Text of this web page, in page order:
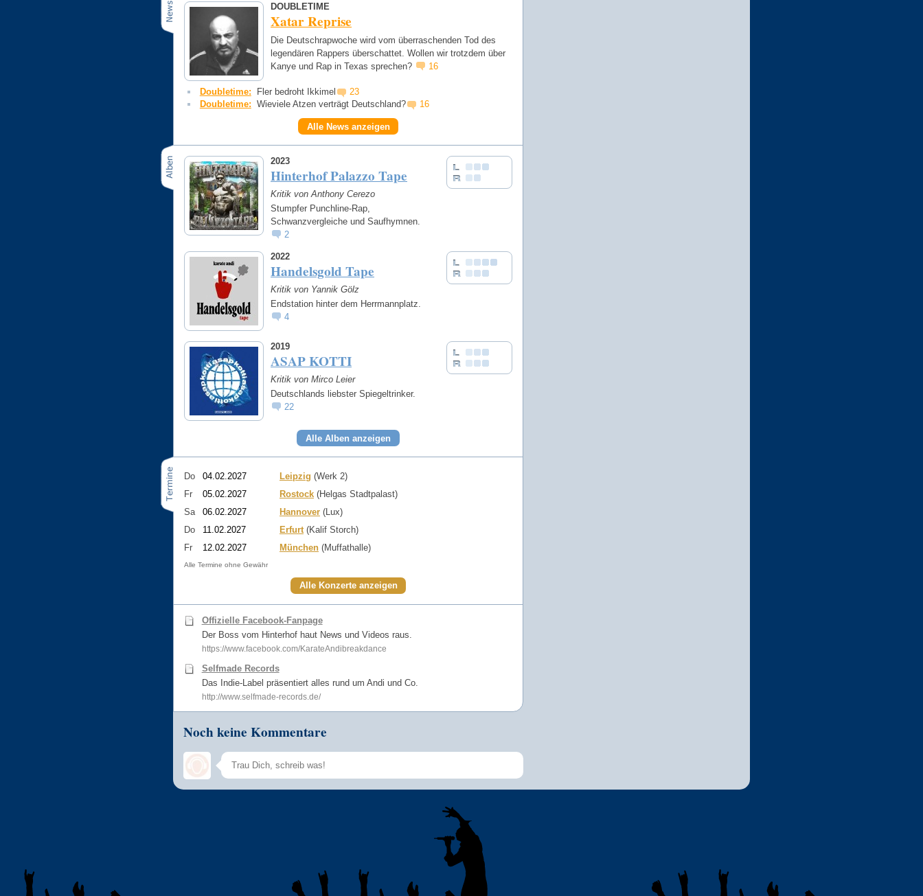
DOUBLETIME
Xatar Reprise
Die Deutschrapwoche wird vom überraschenden Tod des
legendären Rappers überschattet. Wollen wir trotzdem über
Kanye und Rap in Texas sprechen?
16
Doubletime: Fler bedroht Ikkimel
23
Doubletime: Wieviele Atzen verträgt Deutschland? 16
Alle News anzeigen
2023
Hinterhof Palazzo Tape
Kritik von Anthony Cerezo
Stumpfer Punchline-Rap,
Schwanzvergleiche und Saufhymnen.
2
2022
Handelsgold Tape
Kritik von Yannik Gölz
Endstation hinter dem Herrmannplatz.
4
2019
ASAP KOTTI
Kritik von Mirco Leier
Deutschlands liebster Spiegeltrinker.
22
Alle Alben anzeigen
Do 04.02.2027 Leipzig (Werk 2)
Fr
05.02.2027 Rostock (Helgas Stadtpalast)
Sa
06.02.2027 Hannover (Lux)
Do
11.02.2027 Erfurt (Kalif Storch)
Fr
12.02.2027 München (Muffathalle)
Alle Termine ohne Gewähr
Alle Konzerte anzeigen
Offizielle Facebook-Fanpage
Der Boss vom Hinterhof haut News und Videos raus.
https://www.facebook.com/KarateAndibreakdance
Selfmade Records
Das Indie-Label präsentiert alles rund um Andi und Co.
http://www.selfmade-records.de/
Noch keine Kommentare
Speichern